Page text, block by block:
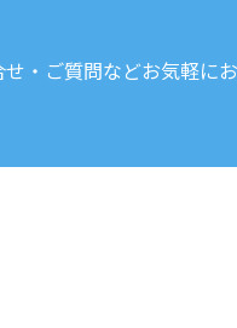
・ご質問などお気軽に